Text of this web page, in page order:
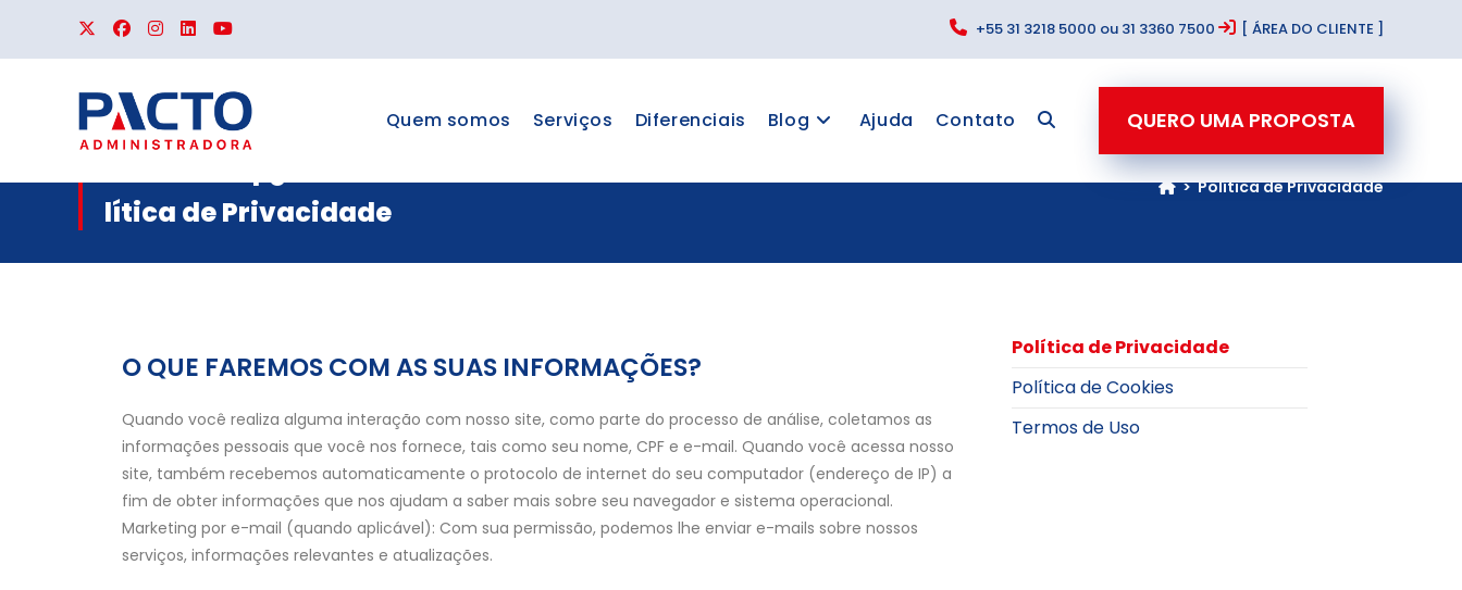
+55 31 3218 5000 ou 31 3360 7500 [ ÁREA DO CLIENTE ]
QUERO UMA PROPOSTA
Quem somos Serviços Diferenciais Blog Ajuda Contato
Po
lítica de Privacidade
> Política de Privacidade
O QUE FAREMOS COM AS SUAS INFORMAÇÕES?
Quando você realiza alguma interação com nosso site, como parte do processo de análise, coletamos as
informações pessoais que você nos fornece, tais como seu nome, CPF e e-mail. Quando você acessa nosso
site, também recebemos automaticamente o protocolo de internet do seu computador (endereço de IP) a
fim de obter informações que nos ajudam a saber mais sobre seu navegador e sistema operacional.
Marketing por e-mail (quando aplicável): Com sua permissão, podemos lhe enviar e-mails sobre nossos
serviços, informações relevantes e atualizações.
Política de Privacidade
Política de Cookies
Termos de Uso